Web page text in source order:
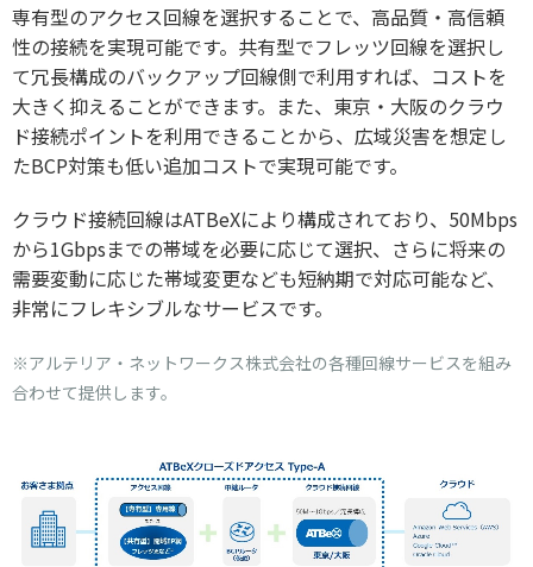
専有型のアクセス回線を選択することで、高品質・高信頼
性の接続を実現可能です。共有型でフレッツ回線を選択し
て冗長構成のバックアップ回線側で利用すれば、コストを
大きく抑えることができます。また、東京・大阪のクラウ
ド接続ポイントを利用できることから、広域災害を想定し
たBCP対策も低い追加コストで実現可能です。
クラウド接続回線はATBeXにより構成されており、50Mbps
から1Gbpsまでの帯域を必要に応じて選択、さらに将来の
需要変動に応じた帯域変更なども短納期で対応可能など、
非常にフレキシブルなサービスです。
※アルテリア・ネットワークス株式会社の各種回線サービスを組み
合わせて提供します。